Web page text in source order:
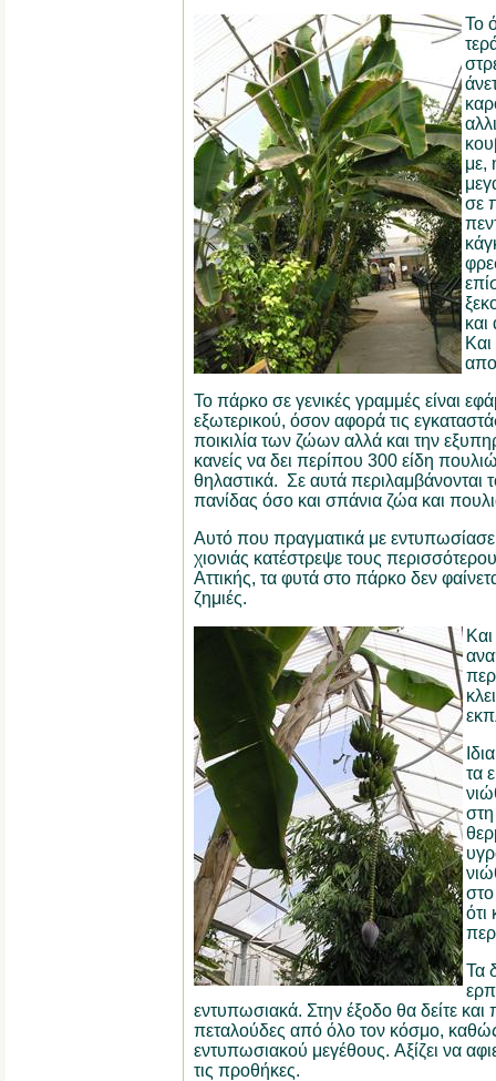
Το
με,
σε
Και
Το πάρκο σε γενικές γραμμές είναι
εξωτερικού, όσον αφορά τις
ποικιλία των ζώων αλλά και την
κανείς να δει περίπου 300 είδη
θηλαστικά. Σε αυτά περιλαμβάνονται
πανίδας όσο και σπάνια ζώα και
Αυτό που πραγματικά με εντυπωσίασε
χιονιάς κατέστρεψε τους
Αττικής, τα φυτά στο πάρκο δεν
ζημιές.
τα
ότι
Τα
εντυπωσιακά. Στην έξοδο θα δείτε
πεταλούδες από όλο τον κόσμο,
εντυπωσιακού μεγέθους. Αξίζει να
τις προθήκες.